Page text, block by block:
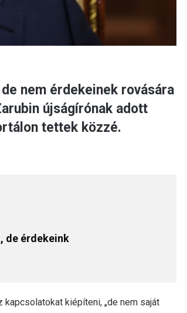
nem érdekeinek rovására
újságírónak adott
tettek közzé.
de érdekeink
kiépíteni, „de nem saját